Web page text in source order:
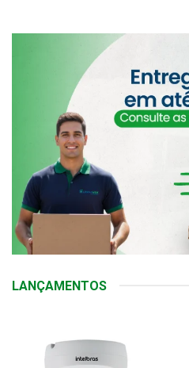
LANÇAMENTOS